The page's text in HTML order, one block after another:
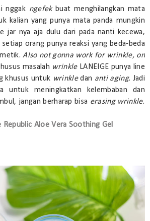
nggak ngefekbuat menghilangkan mata
kalian yang punya mata panda mungkin
jar nya aja dulu dari pada nanti kecewa,
orang punya reaksi yang beda-beda
Also not gonna work for wrinkle, on
masalah wrinkle LANEIGE punya line
khusus untuk wrinkledan anti aging. Jadi
untuk meningkatkan kelembaban dan
jangan berharap bisa erasing wrinkle.
Republic Aloe Vera Soothing Gel